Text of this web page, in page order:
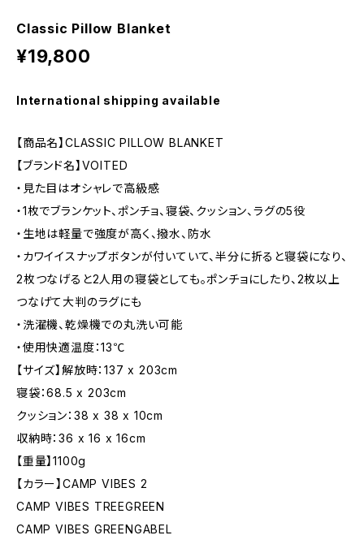
Classic Pillow Blanket
¥19,800
International shipping available
【商品名】CLASSIC PILLOW BLANKET
【ブランド名】VOITED
・見た目はオシャレで高級感
・1枚でブランケット、ポンチョ、寝袋、クッション、ラグの5役
・生地は軽量で強度が高く、撥水、防水
・カワイイスナップボタンが付いていて、半分に折ると寝袋になり、
2枚つなげると2人用の寝袋としても。ポンチョにしたり、2枚以上
つなげて大判のラグにも
・洗濯機、乾燥機での丸洗い可能
・使用快適温度：13℃
【サイズ】解放時：137 x 203cm
寝袋：68.5 x 203cm
クッション：38 x 38 x 10cm
収納時：36 x 16 x 16cm
【重量】1100g
【カラー】CAMP VIBES 2
CAMP VIBES TREEGREEN
CAMP VIBES GREENGABEL